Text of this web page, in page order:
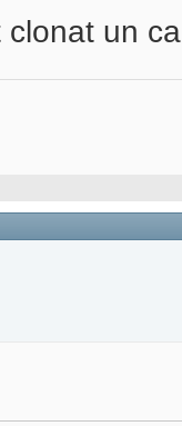
clonat un